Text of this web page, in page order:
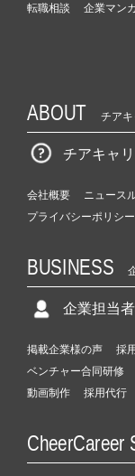
転職相談
企業マン
ABOUT チア
チアキャ
会社概要 ニュース
プライバシーポリシー
BUSINESS
企業担当
掲載企業様の声 採
ベンチャー合同研修
動画制作
採用代行
CheerCareer